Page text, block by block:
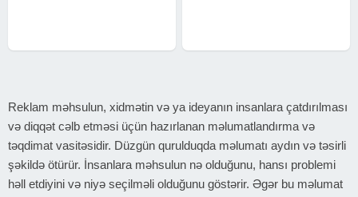
Reklam məhsulun, xidmətin və ya ideyanın insanlara çatdırılması
və diqqət cəlb etməsi üçün hazırlanan məlumatlandırma və
təqdimat vasitəsidir. Düzgün qurulduqda məlumatı aydın və təsirli
şəkildə ötürür. İnsanlara məhsulun nə olduğunu, hansı problemi
həll etdiyini və niyə seçilməli olduğunu göstərir. Əgər bu məlumat